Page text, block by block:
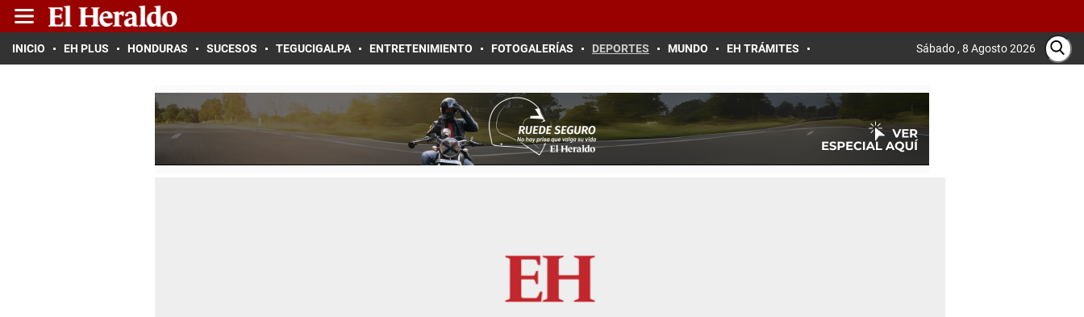
INICIO EH PLUS HONDURAS SUCESOS TEGUCIGALPA ENTRETENIMIENTO FOTOGALERÍAS DEPORTES MUNDO EH TRÁMITES Sábado , 8 Agosto 2026